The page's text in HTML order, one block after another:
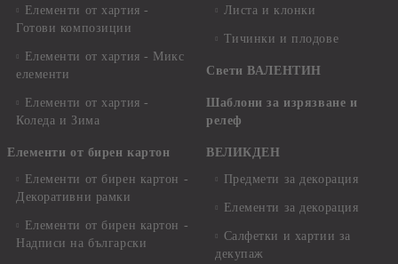
Елементи от хартия -
Готови композиции
Елементи от хартия - Микс
елементи
Елементи от хартия -
Коледа и Зима
Елементи от бирен картон
Елементи от бирен картон -
Декоративни рамки
Елементи от бирен картон -
Надписи на български
Листа и клонки
Тичинки и плодове
Свети ВАЛЕНТИН
Шаблони за изрязване и
релеф
ВЕЛИКДЕН
Предмети за декорация
Елементи за декорация
Салфетки и хартии за
декупаж